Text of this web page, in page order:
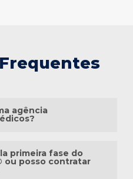
agência
em publicidade.
primeira fase do
ou posso contratar